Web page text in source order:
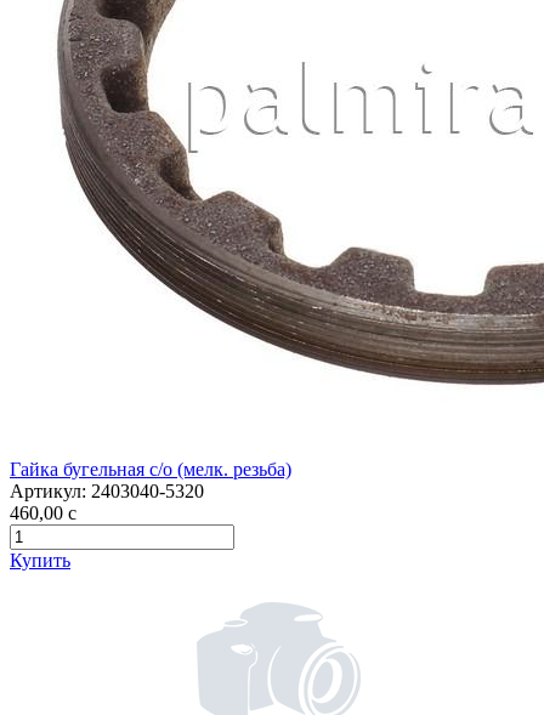
Гайка бугельная с/о (мелк. резьба)
Артикул: 2403040-5320
460,00 c
Купить